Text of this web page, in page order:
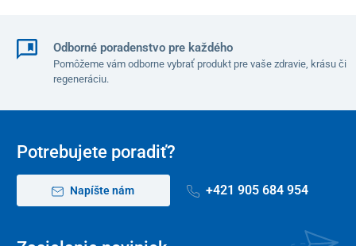
Odborné poradenstvo pre každého
Pomôžeme vám odborne vybrať produkt pre vaše zdravie, krásu či
regeneráciu.
Potrebujete poradiť?
Napíšte nám +421 905 684 954